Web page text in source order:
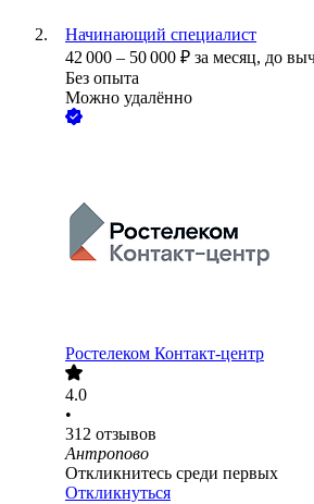
Начинающий специалист
42 000 – 50 000 ₽ за месяц, до
Без опыта
Можно удалённо
Ростелеком Контакт-центр
4.0
•
312 отзывов
Антропово
Откликнитесь среди первых
Откликнуться